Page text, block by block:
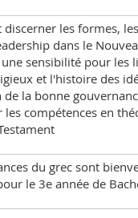
discerner les formes,
dans le
sensibilité pour les
et l'histoire des
de la bonne
compétences en
du grec sont
le 3e année de